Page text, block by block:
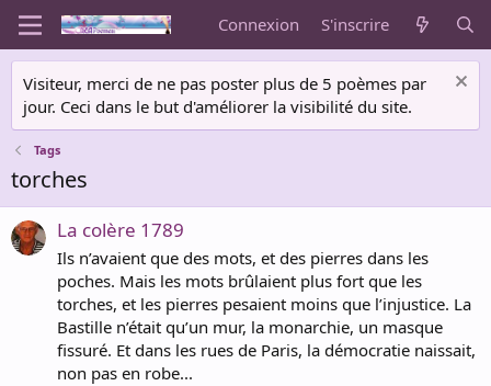
Connexion S'inscrire
Visiteur, merci de ne pas poster plus de 5 poèmes par
jour. Ceci dans le but d'améliorer la visibilité du site.
Tags
torches
La colère 1789
Ils n’avaient que des mots, et des pierres dans les
poches. Mais les mots brûlaient plus fort que les
torches, et les pierres pesaient moins que l’injustice. La
Bastille n’était qu’un mur, la monarchie, un masque
fissuré. Et dans les rues de Paris, la démocratie naissait,
non pas en robe...